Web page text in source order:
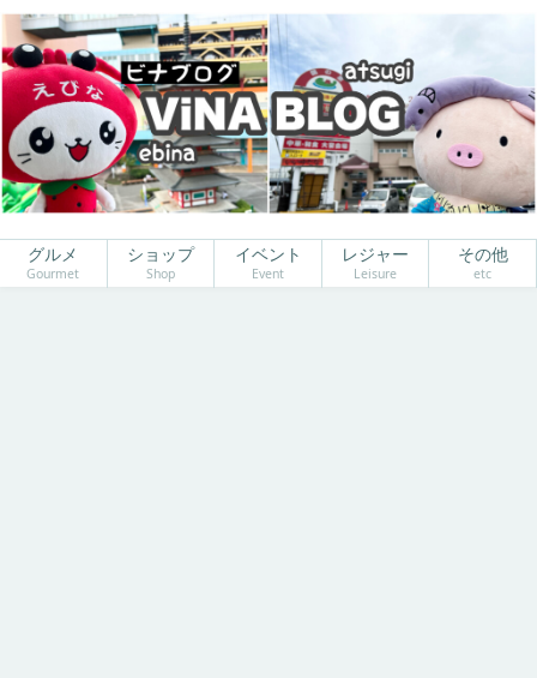
グルメ
Gourmet
ショップ
Shop
イベント
Event
レジャー
Leisure
その他
etc